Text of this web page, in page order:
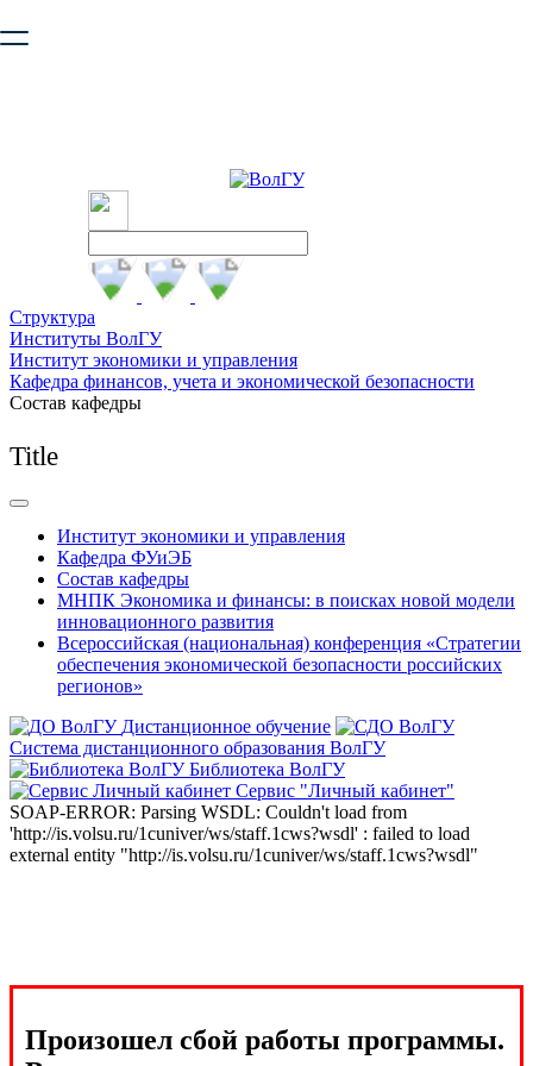
безопасную работу с сайтом. Пожалуйста
Структура
Институты ВолГУ
Институт экономики и управления
Кафедра финансов, учета и экономической безопасности
Состав кафедры
Title
Институт экономики и управления
Кафедра ФУиЭБ
Состав кафедры
МНПК Экономика и финансы: в поисках новой модели
инновационного развития
Всероссийская (национальная) конференция «Стратегии
обеспечения экономической безопасности российских
регионов»
Дистанционное обучение
Система дистанционного образования ВолГУ
Библиотека ВолГУ
Сервис "Личный кабинет"
SOAP-ERROR: Parsing WSDL: Couldn't load from
'http://is.volsu.ru/1cuniver/ws/staff.1cws?wsdl' : failed to load
external entity "http://is.volsu.ru/1cuniver/ws/staff.1cws?wsdl"
Произошел сбой работы программы.